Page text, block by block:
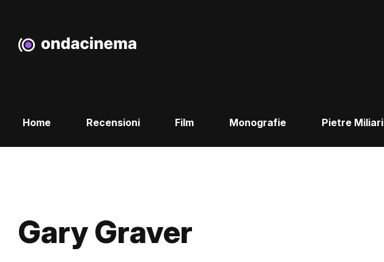
Home Recensioni Film Monografie Pietre Miliari
Gary Graver